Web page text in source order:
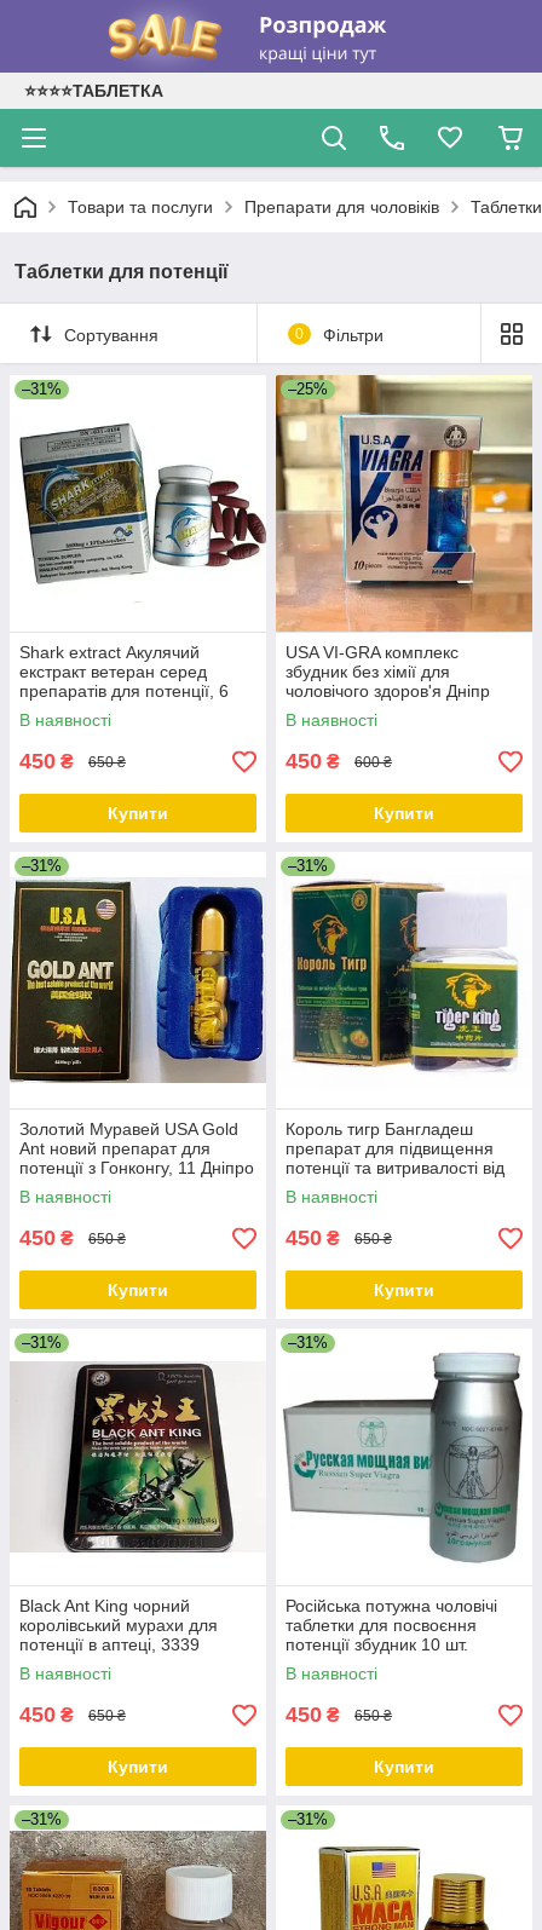
⭐⭐⭐⭐ТАБЛЕТКА
Товари та послуги Препарати для чоловіків
Таблетки для потенції
Сортування 0 Фільтри
–31%
Shark extract Акулячий
екстракт ветеран серед
препаратів для потенції, 6
Дніпро
В наявності
450 ₴ 650 ₴
Купити
–25%
USA VI-GRA комплекс
збудник без хімії для
чоловічого здоров'я Дніпр
Дніпро
В наявності
450 ₴ 600 ₴
Купити
–31%
Золотий Муравей USA Gold
Ant новий препарат для
потенції з Гонконгу, 11 Дніпро
В наявності
450 ₴ 650 ₴
Купити
–31%
Король тигр Бангладеш
препарат для підвищення
потенції та витривалості від
простатиту, 182 Дніпро
В наявності
450 ₴ 650 ₴
Купити
–31%
Black Ant King чорний
королівський мурахи для
потенції в аптеці, 3339
Дніпро
В наявності
450 ₴ 650 ₴
Купити
–31%
Російська потужна чоловічі
таблетки для посвоєння
потенції збудник 10 шт.
недорого, 3352 Дніпро
В наявності
450 ₴ 650 ₴
Купити
–31% –31%